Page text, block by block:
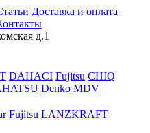
Доставка и оплата
д.1
DAHACI Fujitsu CHIQ
Denko MDV
Fujitsu LANZKRAFT